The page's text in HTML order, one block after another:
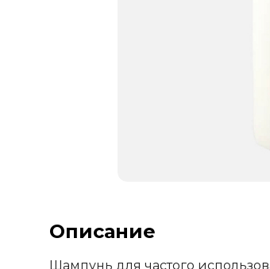
Описание
Шампунь для частого